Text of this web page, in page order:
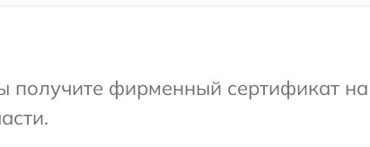
фирменный сертификат на